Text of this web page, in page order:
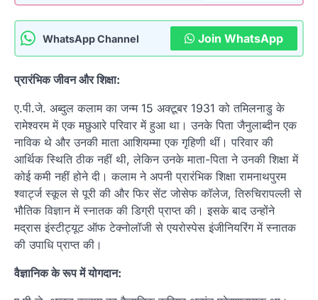
WhatsApp Channel Join WhatsApp
प्रारंभिक जीवन और शिक्षा:
ए.पी.जे. अब्दुल कलाम का जन्म 15 अक्टूबर 1931 को तमिलनाडु के
रामेश्वरम में एक मछुआरे परिवार में हुआ था। उनके पिता जैनुलाब्दीन एक
नाविक थे और उनकी माता आशियम्मा एक गृहिणी थीं। परिवार की
आर्थिक स्थिति ठीक नहीं थी, लेकिन उनके माता-पिता ने उनकी शिक्षा में
कोई कमी नहीं होने दी। कलाम ने अपनी प्रारंभिक शिक्षा रामनाथपुरम
श्वार्ट्ज स्कूल से पूरी की और फिर सेंट जोसेफ कॉलेज, तिरुचिरापल्ली से
भौतिक विज्ञान में स्नातक की डिग्री प्राप्त की। इसके बाद उन्होंने
मद्रास इंस्टीट्यूट ऑफ टेक्नोलॉजी से एयरोस्पेस इंजीनियरिंग में स्नातक
की उपाधि प्राप्त की।
वैज्ञानिक के रूप में योगदान: